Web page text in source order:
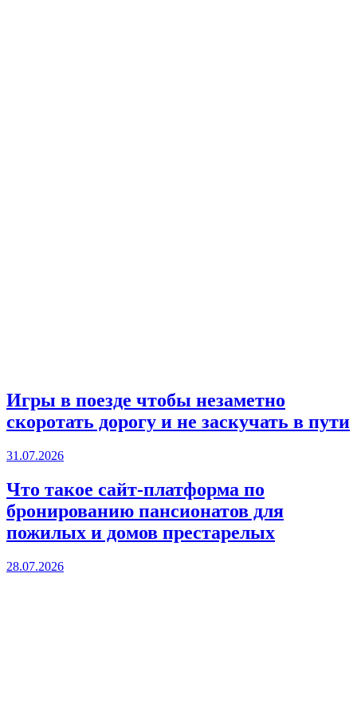
Игры в поезде чтобы незаметно
скоротать дорогу и не заскучать в пути
31.07.2026
Что такое сайт-платформа по
бронированию пансионатов для
пожилых и домов престарелых
28.07.2026